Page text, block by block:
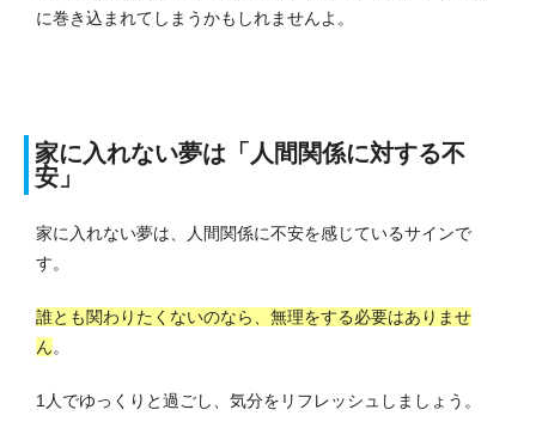
に巻き込まれてしまうかもしれませんよ。
家に入れない夢は「人間関係に対する不
安」
家に入れない夢は、人間関係に不安を感じているサインで
す。
誰とも関わりたくないのなら、無理をする必要はありませ
ん。
1人でゆっくりと過ごし、気分をリフレッシュしましょう。